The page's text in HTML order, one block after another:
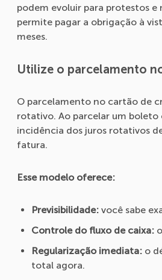
podem evoluir para protestos
permite pagar a obrigação à
meses.
Utilize o parcelamento
O parcelamento no cartão de
rotativo. Ao parcelar um boleto
incidência dos juros rotativos
fatura.
Esse modelo oferece:
Previsibilidade: você sabe
Controle do fluxo de caixa:
Regularização imediata: o
total agora.